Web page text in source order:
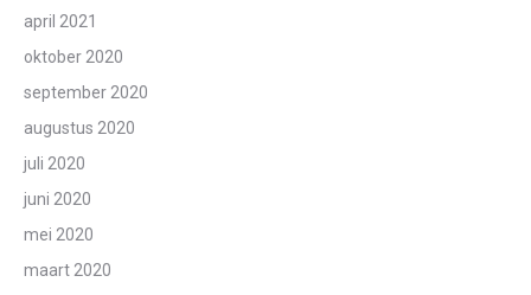
april 2021
oktober 2020
september 2020
augustus 2020
juli 2020
juni 2020
mei 2020
maart 2020